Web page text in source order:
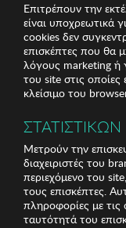
Επιτρέπουν την
είναι υποχρεωτικά
cookies δεν
επισκέπτες που θα
λόγους marketing ή
του site στις οποίες
κλείσιμο του
ΣΤΑΤΙΣΤΙΚΩΝ
Μετρούν την
διαχειριστές του
περιεχόμενο του
τους επισκέπτες.
πληροφορίες με
ταυτότητά του